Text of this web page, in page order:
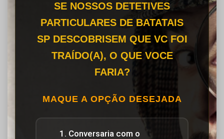
SE NOSSOS DETETIVES
PARTICULARES DE BATATAIS
SP DESCOBRISEM QUE VC FOI
TRAÍDO(A), O QUE VOCE
FARIA?
MAQUE A OPÇÃO DESEJADA
1. Conversaria com o